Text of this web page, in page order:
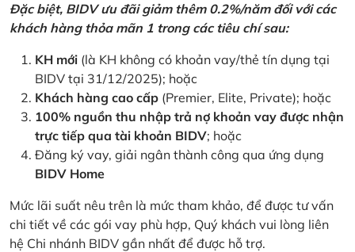
Đặc biệt, BIDV ưu đãi giảm thêm 0.2%/năm đối với các
khách hàng thỏa mãn 1 trong các tiêu chí sau:
KH mới (là KH không có khoản vay/thẻ tín dụng tại
BIDV tại 31/12/2025); hoặc
Khách hàng cao cấp (Premier, Elite, Private); hoặc
100% nguồn thu nhập trả nợ khoản vay được nhận
trực tiếp qua tài khoản BIDV; hoặc
Đăng ký vay, giải ngân thành công qua ứng dụng
BIDV Home
Mức lãi suất nêu trên là mức tham khảo, để được tư vấn
chi tiết về các gói vay phù hợp, Quý khách vui lòng liên
hệ Chi nhánh BIDV gần nhất để được hỗ trợ.